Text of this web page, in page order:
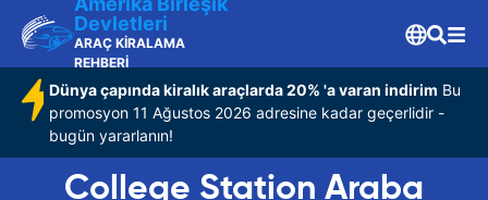
Devletleri
ARAÇ KİRALAMA
REHBERİ
Dünya çapında kiralık araçlarda 20% 'a varan indirim Bu
promosyon 11 Ağustos 2026 adresine kadar geçerlidir -
bugün yararlanın!
College Station Araba